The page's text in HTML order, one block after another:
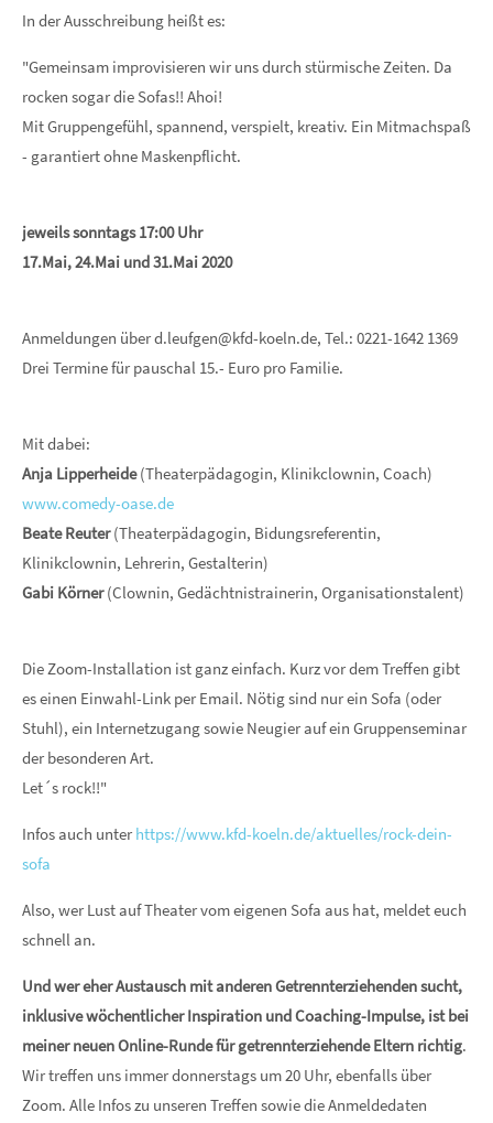
In der Ausschreibung heißt es:
"Gemeinsam improvisieren wir uns durch stürmische Zeiten. Da
rocken sogar die Sofas!! Ahoi!
Mit Gruppengefühl, spannend, verspielt, kreativ. Ein Mitmachspaß
- garantiert ohne Maskenpflicht.
jeweils sonntags 17:00 Uhr
17.Mai, 24.Mai und 31.Mai 2020
Anmeldungen über d.leufgen@kfd-koeln.de, Tel.: 0221-1642 1369
Drei Termine für pauschal 15.- Euro pro Familie.
Mit dabei:
Anja Lipperheide(Theaterpädagogin, Klinikclownin, Coach)
www.comedy-oase.de
Beate Reuter(Theaterpädagogin, Bidungsreferentin,
Klinikclownin, Lehrerin, Gestalterin)
Gabi Körner(Clownin, Gedächtnistrainerin, Organisationstalent)
Die Zoom-Installation ist ganz einfach. Kurz vor dem Treffen gibt
es einen Einwahl-Link per Email. Nötig sind nur ein Sofa (oder
Stuhl), ein Internetzugang sowie Neugier auf ein Gruppenseminar
der besonderen Art.
Let´s rock!!"
Infos auch unter https://www.kfd-koeln.de/aktuelles/rock-dein-
sofa
Also, wer Lust auf Theater vom eigenen Sofa aus hat, meldet euch
schnell an.
Und wer eher Austausch mit anderen Getrennterziehenden sucht,
inklusive wöchentlicher Inspiration und Coaching-Impulse, ist bei
meiner neuen Online-Runde für getrennterziehende Eltern richtig.
Wir treffen uns immer donnerstags um 20 Uhr, ebenfalls über
Zoom. Alle Infos zu unseren Treffen sowie die Anmeldedaten